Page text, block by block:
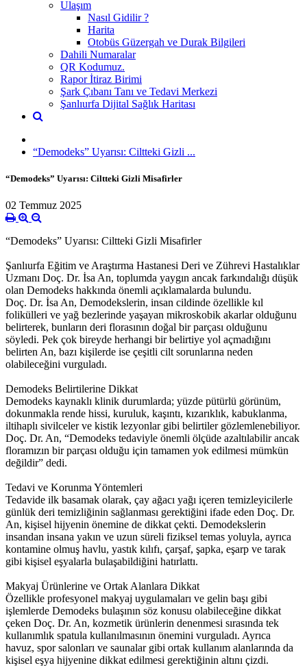
Ulaşım
Nasıl Gidilir ?
Harita
Otobüs Güzergah ve Durak Bilgileri
Dahili Numaralar
QR Kodumuz.
Rapor İtiraz Birimi
Şark Çıbanı Tanı ve Tedavi Merkezi
Şanlıurfa Dijital Sağlık Haritası
“Demodeks” Uyarısı: Ciltteki Gizli ...
“Demodeks” Uyarısı: Ciltteki Gizli Misafirler
02 Temmuz 2025
“Demodeks” Uyarısı: Ciltteki Gizli Misafirler
Şanlıurfa Eğitim ve Araştırma Hastanesi Deri ve Zührevi Hastalıklar
Uzmanı Doç. Dr. İsa An, toplumda yaygın ancak farkındalığı düşük
olan Demodeks hakkında önemli açıklamalarda bulundu.
Doç. Dr. İsa An, Demodekslerin, insan cildinde özellikle kıl
folikülleri ve yağ bezlerinde yaşayan mikroskobik akarlar olduğunu
belirterek, bunların deri florasının doğal bir parçası olduğunu
söyledi. Pek çok bireyde herhangi bir belirtiye yol açmadığını
belirten An, bazı kişilerde ise çeşitli cilt sorunlarına neden
olabileceğini vurguladı.
Demodeks Belirtilerine Dikkat
Demodeks kaynaklı klinik durumlarda; yüzde pütürlü görünüm,
dokunmakla rende hissi, kuruluk, kaşıntı, kızarıklık, kabuklanma,
iltihaplı sivilceler ve kistik lezyonlar gibi belirtiler gözlemlenebiliyor.
Doç. Dr. An, “Demodeks tedaviyle önemli ölçüde azaltılabilir ancak
floramızın bir parçası olduğu için tamamen yok edilmesi mümkün
değildir” dedi.
Tedavi ve Korunma Yöntemleri
Tedavide ilk basamak olarak, çay ağacı yağı içeren temizleyicilerle
günlük deri temizliğinin sağlanması gerektiğini ifade eden Doç. Dr.
An, kişisel hijyenin önemine de dikkat çekti. Demodekslerin
insandan insana yakın ve uzun süreli fiziksel temas yoluyla, ayrıca
kontamine olmuş havlu, yastık kılıfı, çarşaf, şapka, eşarp ve tarak
gibi kişisel eşyalarla bulaşabildiğini hatırlattı.
Makyaj Ürünlerine ve Ortak Alanlara Dikkat
Özellikle profesyonel makyaj uygulamaları ve gelin başı gibi
işlemlerde Demodeks bulaşının söz konusu olabileceğine dikkat
çeken Doç. Dr. An, kozmetik ürünlerin denenmesi sırasında tek
kullanımlık spatula kullanılmasının önemini vurguladı. Ayrıca
havuz, spor salonları ve saunalar gibi ortak kullanım alanlarında da
kişisel eşya hijyenine dikkat edilmesi gerektiğinin altını çizdi.